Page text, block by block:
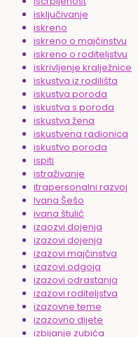
isključivanje
iskreno
iskreno o majčinstvu
iskreno o roditeljstvu
iskrivljenje kralježnice
iskustva iz rodilišta
iskustva poroda
iskustva s poroda
iskustva žena
iskustvena radionica
iskustvo poroda
ispiti
istraživanje
itrapersonalni razvoj
Ivana Šešo
ivana štulić
izaozvi dojenja
izazovi dojenja
izazovi majčinstva
izazovi odgoja
izazovi odrastanja
izazovi roditeljstva
izazovne teme
izazovno dijete
izbijanje zubića